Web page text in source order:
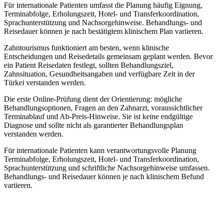
Für internationale Patienten umfasst die Planung häufig Eignung,
Terminabfolge, Erholungszeit, Hotel- und Transferkoordination,
Sprachunterstützung und Nachsorgehinweise. Behandlungs- und
Reisedauer können je nach bestätigtem klinischem Plan variieren.
Zahntourismus funktioniert am besten, wenn klinische
Entscheidungen und Reisedetails gemeinsam geplant werden. Bevor
ein Patient Reisedaten festlegt, sollten Behandlungsziel,
Zahnsituation, Gesundheitsangaben und verfügbare Zeit in der
Türkei verstanden werden.
Die erste Online-Prüfung dient der Orientierung: mögliche
Behandlungsoptionen, Fragen an den Zahnarzt, voraussichtlicher
Terminablauf und Ab-Preis-Hinweise. Sie ist keine endgültige
Diagnose und sollte nicht als garantierter Behandlungsplan
verstanden werden.
Für internationale Patienten kann verantwortungsvolle Planung
Terminabfolge, Erholungszeit, Hotel- und Transferkoordination,
Sprachunterstützung und schriftliche Nachsorgehinweise umfassen.
Behandlungs- und Reisedauer können je nach klinischem Befund
variieren.